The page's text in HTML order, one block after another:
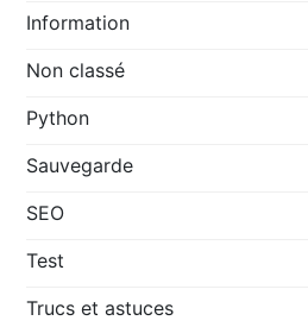
Information
Non classé
Python
Sauvegarde
SEO
Test
Trucs et astuces